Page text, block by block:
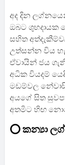
අද දින
ඔබට ශුභදායක
සහිත
උත්සන්න විය
ඒවායින් ජය
අධික වියදම්
මඩම්වල
අයගේ සිත
අතමිට හිඟ
⭕ කන්‍යා